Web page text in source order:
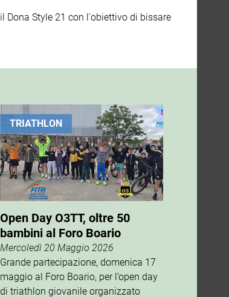
Dona Style 21 con l'obiettivo di bissare
TRIATHLON
Open Day O3TT, oltre 50
bambini al Foro Boario
Mercoledì 20 Maggio 2026
Grande partecipazione, domenica 17
maggio al Foro Boario, per l’open day
di triathlon giovanile organizzato